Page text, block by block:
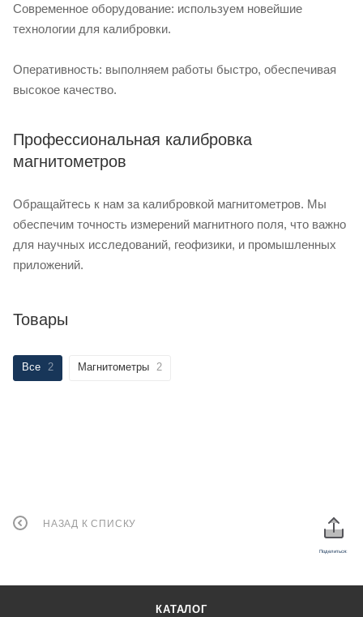
Современное оборудование: используем новейшие
технологии для калибровки.
Оперативность: выполняем работы быстро, обеспечивая
высокое качество.
Профессиональная калибровка
магнитометров
Обращайтесь к нам за калибровкой магнитометров. Мы
обеспечим точность измерений магнитного поля, что важно
для научных исследований, геофизики, и промышленных
приложений.
Товары
Все 2 Магнитометры 2
НАЗАД К СПИСКУ
Поделиться:
КАТАЛОГ